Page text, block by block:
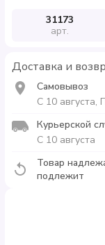
31173
арт.
Доставка и
Самовывоз
С 10 августа,
Курьерской
С 10 августа
Товар
подлежит